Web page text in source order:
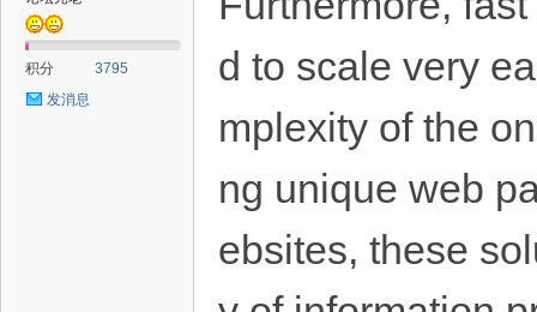
积分
3795
发消息
d to scale very
mplexity of the
ng unique web
ebsites, these